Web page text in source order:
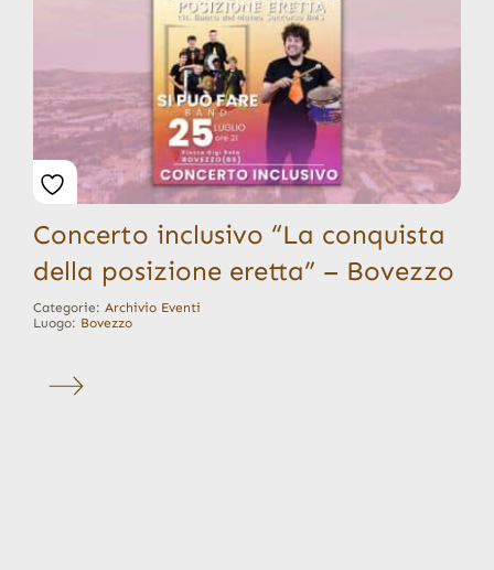
Concerto inclusivo “La conquista
della posizione eretta” – Bovezzo
Categorie: Archivio Eventi
Luogo: Bovezzo